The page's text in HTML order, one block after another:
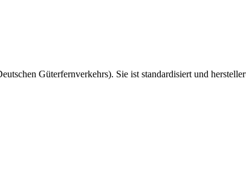
Güterfernverkehrs). Sie ist standardisiert und